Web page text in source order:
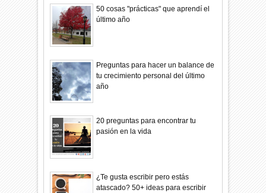
50 cosas "prácticas" que aprendí el
último año
Preguntas para hacer un balance de
tu crecimiento personal del último
año
20 preguntas para encontrar tu
pasión en la vida
¿Te gusta escribir pero estás
atascado? 50+ ideas para escribir